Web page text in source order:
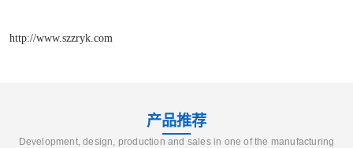
http://www.szzryk.com
产品推荐
Development, design, production and sales in one of the manufacturing